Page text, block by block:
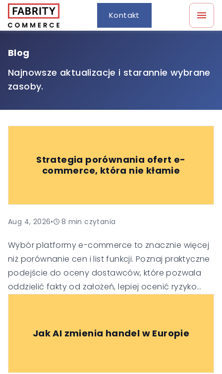
Kontakt
Blog
Najnowsze aktualizacje i starannie wybrane
zasoby.
Strategia porównania ofert e-
commerce, która nie kłamie
Aug 4, 2026• 8 min czytania
Wybór platformy e-commerce to znacznie więcej
niż porównanie cen i list funkcji. Poznaj praktyczne
podejście do oceny dostawców, które pozwala
oddzielić fakty od założeń, lepiej ocenić ryzyko
Jak AI zmienia handel w Europie